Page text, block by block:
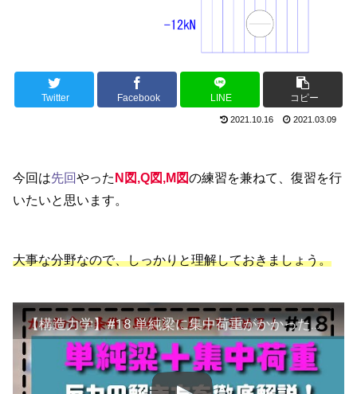
Twitter Facebook LINE コピー
2021.10.16 2021.03.09
今回は先回やった N図,Q図,M図の練習を兼ねて、復習を行
いたいと思います。
大事な分野なので、しっかりと理解しておきましょう。
【構造力学】#18 単純梁に集中荷重がかかった場合の反力の求め方を解説！